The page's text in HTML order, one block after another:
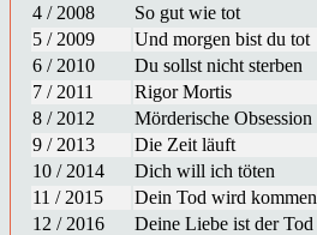
4 / 2008
So gut wie tot
5 / 2009
Und morgen bist du tot
6 / 2010
Du sollst nicht sterben
7 / 2011
Rigor Mortis
8 / 2012
Mörderische Obsession
9 / 2013
Die Zeit läuft
10 / 2014
Dich will ich töten
11 / 2015
Dein Tod wird kommen
12 / 2016
Deine Liebe ist der Tod